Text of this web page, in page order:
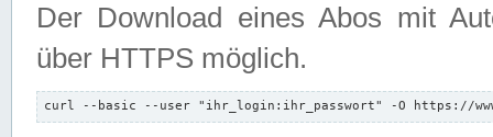
Der Download eines Abos mit
über HTTPS möglich.
curl --basic --user "ihr_login:ihr_passwort" -O https://